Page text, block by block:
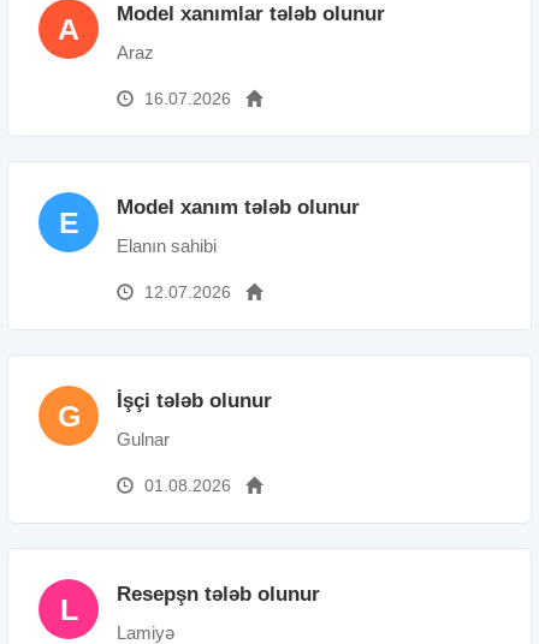
A Model xanımlar tələb olunur
Araz
16.07.2026
E Model xanım tələb olunur
Elanın sahibi
12.07.2026
G İşçi tələb olunur
Gulnar
01.08.2026
L Resepşn tələb olunur
Lamiyə